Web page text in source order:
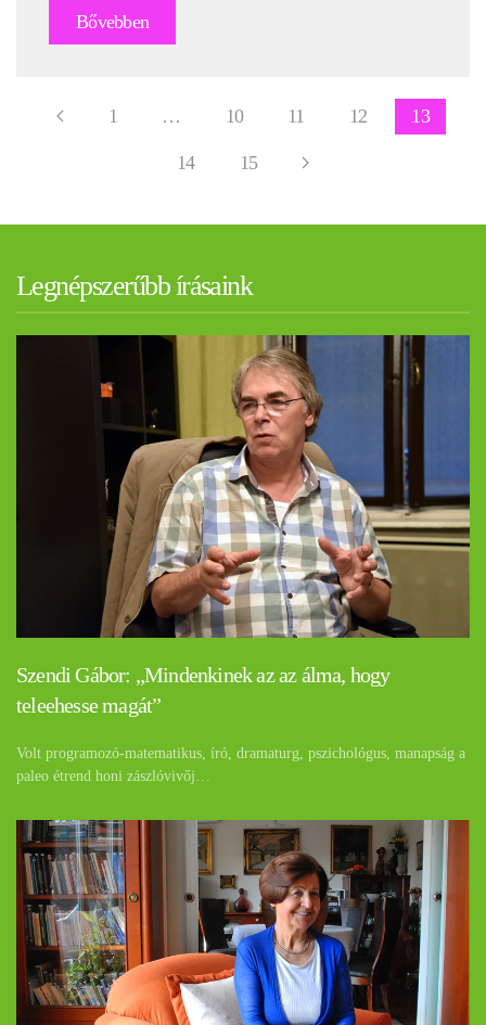
Bővebben
1 … 10 11 12 13
14 15
Legnépszerűbb írásaink
Szendi Gábor: „Mindenkinek az az álma, hogy
teleehesse magát”
Volt programozó-matematikus, író, dramaturg, pszichológus, manapság a
paleo étrend honi zászlóvivőj…